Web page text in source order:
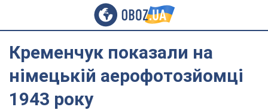
Кременчук показали на
німецькій аерофотозйомці
1943 року